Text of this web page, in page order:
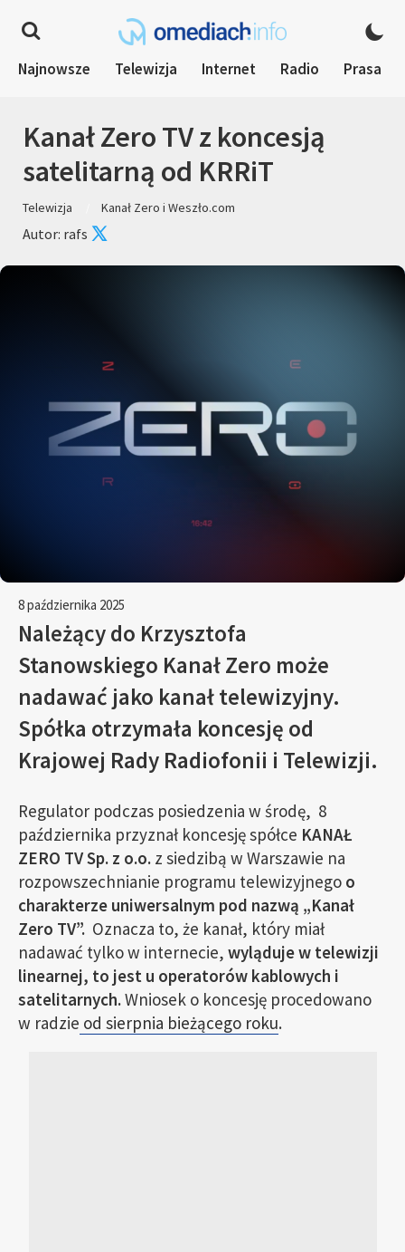
Najnowsze Telewizja Internet Radio Prasa
Kanał Zero TV z koncesją
satelitarną od KRRiT
Telewizja Kanał Zero i Weszło.com
Autor: rafs
8 października 2025
Należący do Krzysztofa
Stanowskiego Kanał Zero może
nadawać jako kanał telewizyjny.
Spółka otrzymała koncesję od
Krajowej Rady Radiofonii i Telewizji.
Regulator podczas posiedzenia w środę, 8
października przyznał koncesję spółce KANAŁ
ZERO TV Sp. z o.o. z siedzibą w Warszawie na
rozpowszechnianie programu telewizyjnego o
charakterze uniwersalnym pod nazwą „Kanał
Zero TV”. Oznacza to, że kanał, który miał
nadawać tylko w internecie, wyląduje w telewizji
linearnej, to jest u operatorów kablowych i
satelitarnych.Wniosek o koncesję procedowano
w radzie od sierpnia bieżącego roku.